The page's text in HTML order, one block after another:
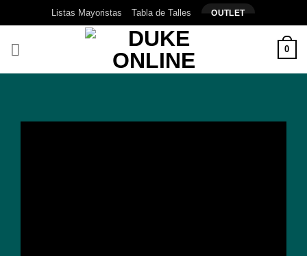
al
contenido
Listas Mayoristas Tabla de Talles OUTLET
0